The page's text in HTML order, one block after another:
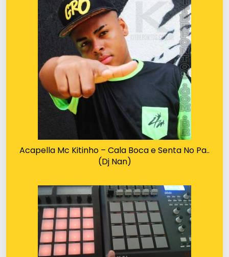
Acapella Mc Kitinho – Cala Boca e Senta No Pa..
(Dj Nan)